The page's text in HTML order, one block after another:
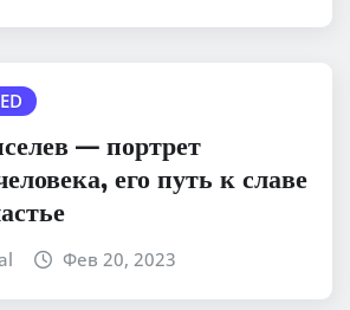
— портрет
его путь к славе
Фев 20, 2023